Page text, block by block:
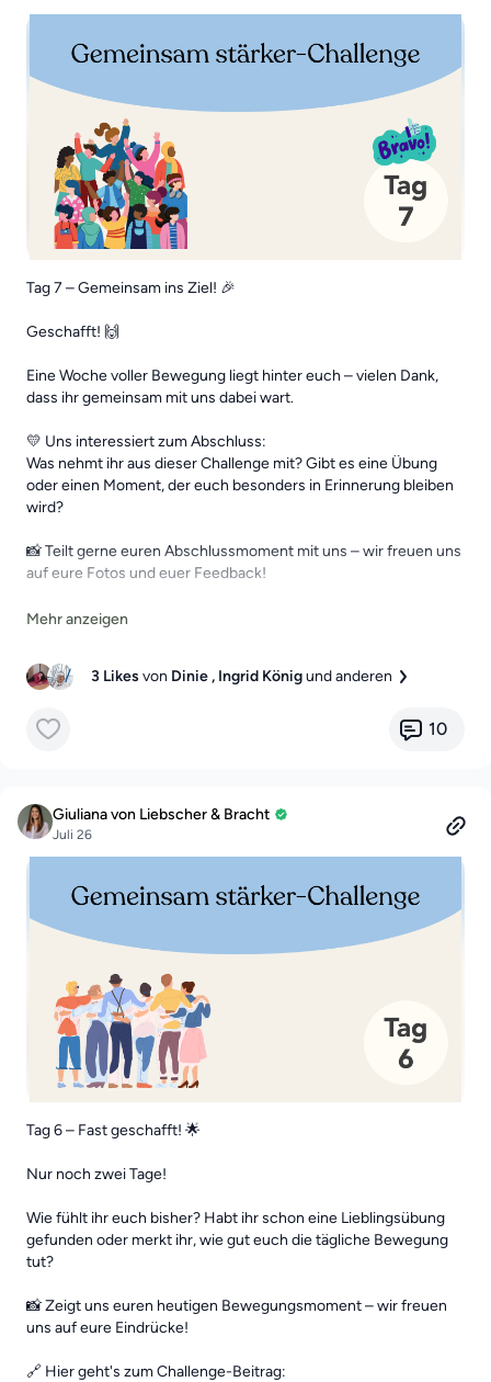
Tag 7 – Gemeinsam ins Ziel! 🎉
Geschafft! 🙌
Eine Woche voller Bewegung liegt hinter euch – vielen Dank,
dass ihr gemeinsam mit uns dabei wart.
💛 Uns interessiert zum Abschluss:
Was nehmt ihr aus dieser Challenge mit? Gibt es eine Übung
oder einen Moment, der euch besonders in Erinnerung bleiben
wird?
📸 Teilt gerne euren Abschlussmoment mit uns – wir freuen uns
auf eure Fotos und euer Feedback!
🔗 Hier geht's zum Challenge-Beitrag:
bracht.com/community/challenges/posts/gemeinsam-starker-
7-tage-fur-mehr-bewegung
3 Likes von Dinie , Ingrid Königund anderen
10
Giuliana von Liebscher & Bracht
Juli 26
Tag 6 – Fast geschafft! 🌟
Nur noch zwei Tage!
Wie fühlt ihr euch bisher? Habt ihr schon eine Lieblingsübung
gefunden oder merkt ihr, wie gut euch die tägliche Bewegung
tut?
📸 Zeigt uns euren heutigen Bewegungsmoment – wir freuen
uns auf eure Eindrücke!
🔗 Hier geht's zum Challenge-Beitrag: